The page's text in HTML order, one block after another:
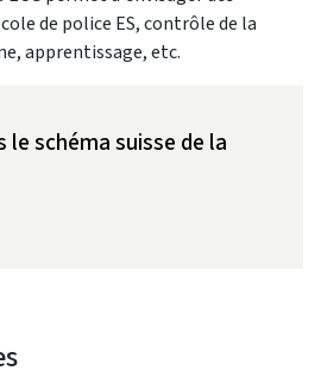
de police ES, contrôle de la
apprentissage, etc.
le schéma suisse de la